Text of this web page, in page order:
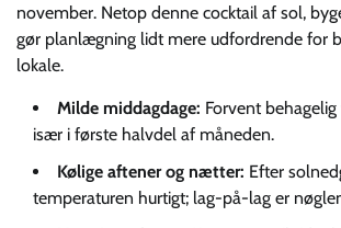
november. Netop denne cocktail af sol,
gør planlægning lidt mere udfordrende for
lokale.
Milde middagdage: Forvent
især i første halvdel af måneden.
Kølige aftener og nætter: Efter
temperaturen hurtigt; lag-på-lag er